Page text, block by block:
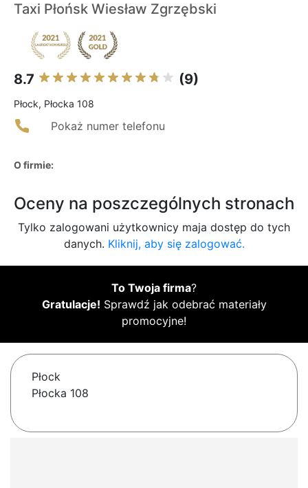
Taxi Płońsk Wiesław Zgrzębski
8.7 (9)
Płock, Płocka 108
Pokaż numer telefonu
O firmie:
Oceny na poszczególnych stronach
Tylko zalogowani użytkownicy maja dostęp do tych
danych. Kliknij, aby się zalogować.
To Twoja firma?
Gratulacje! Sprawdź jak odebrać materiały
promocyjne!
Płock
Płocka 108